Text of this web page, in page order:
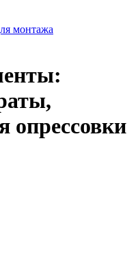
монтажа
опрессовки